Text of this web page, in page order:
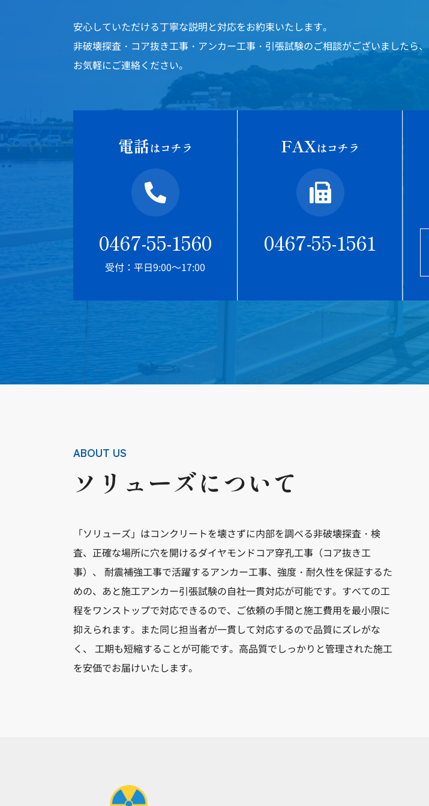
安心していただける丁寧な説明と対応をお約束いたします。
非破壊探査・コア抜き工事・アンカー工事・引張試験のご相談がございましたら、
お気軽にご連絡ください。
電話はコチラ
0467-55-1560
受付：平日9:00～17:00
FAXはコチラ
0467-55-1561
ABOUT US
ソリューズについて
「ソリューズ」はコンクリートを壊さずに内部を調べる非破壊探査・検
査、正確な場所に穴を開けるダイヤモンドコア穿孔工事（コア抜き工
事）、 耐震補強工事で活躍するアンカー工事、強度・耐久性を保証するた
めの、あと施工アンカー引張試験の自社一貫対応が可能です。すべての工
程をワンストップで対応できるので、ご依頼の手間と施工費用を最小限に
抑えられます。また同じ担当者が一貫して対応するので品質にズレがな
く、 工期も短縮することが可能です。高品質でしっかりと管理された施工
を安価でお届けいたします。